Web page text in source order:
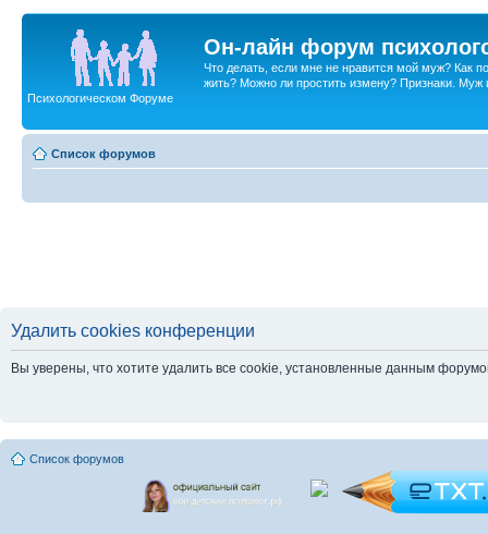
Он-лайн форум
Что делать, если мне не нравится мой муж? Как
жить? Можно ли простить измену? Признаки. Муж
Психологическом Форуме
Список форумов
Удалить cookies конференции
Вы уверены, что хотите удалить все cookie, установленные данным
Список форумов